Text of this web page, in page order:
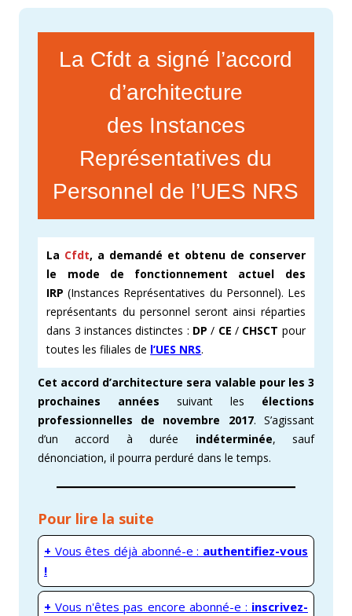
La Cfdt a signé l’accord
d’architecture
des Instances
Représentatives du
Personnel de l’UES NRS
La Cfdt, a demandé et obtenu de conserver
le mode de fonctionnement actuel des
IRP(Instances Représentatives du Personnel). Les
représentants du personnel seront ainsi réparties
dans 3 instances distinctes : DP / CE / CHSCT pour
toutes les filiales de l’UES NRS.
Cet accord d’architecture sera valable pour les 3
prochaines années suivant les élections
professionnelles de novembre 2017. S’agissant
d’un accord à durée indéterminée, sauf
dénonciation, il pourra perduré dans le temps.
Pour lire la suite
+ Vous êtes déjà abonné-e : authentifiez-vous
!
+ Vous n'êtes pas encore abonné-e : inscrivez-